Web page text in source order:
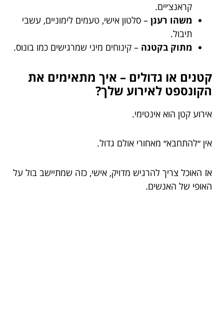
קראנצ׳יים.
משהו רענן – סלטון אישי, טעמים לימוניים, עשבי
תיבול.
מתוק בקטנה – קינוחים מיני שמרגישים כמו בונוס.
קטנים או גדולים – איך מתאימים את
הקונספט לאירוע שלך?
אירוע קטן הוא אינטימי.
אין ״להתחבא״ מאחורי אולם גדול.
אז האוכל צריך להרגיש מדויק, אישי, כזה שמתיישב בול על
האופי של האנשים.